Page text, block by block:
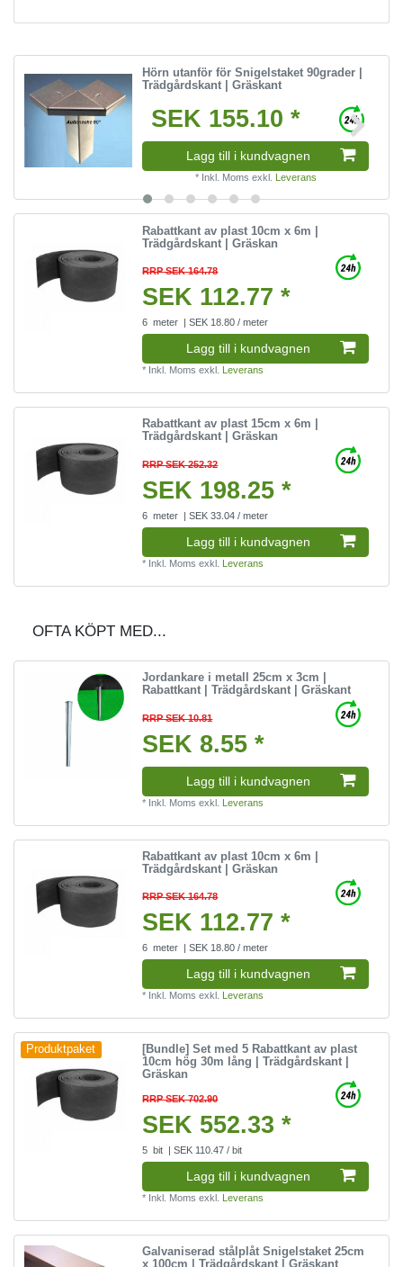
Hörn utanför för Snigelstaket 90grader |
Trädgårdskant | Gräskant
SEK 155.10 *
Lagg till i kundvagnen
* Inkl. Moms exkl. Leverans
Rabattkant av plast 10cm x 6m |
Trädgårdskant | Gräskan
RRP SEK 164.78
SEK 112.77 *
6 meter | SEK 18.80 / meter
Lagg till i kundvagnen
* Inkl. Moms exkl. Leverans
Rabattkant av plast 15cm x 6m |
Trädgårdskant | Gräskan
RRP SEK 252.32
SEK 198.25 *
6 meter | SEK 33.04 / meter
Lagg till i kundvagnen
* Inkl. Moms exkl. Leverans
OFTA KÖPT MED...
Jordankare i metall 25cm x 3cm |
Rabattkant | Trädgårdskant | Gräskant
RRP SEK 10.81
SEK 8.55 *
Lagg till i kundvagnen
* Inkl. Moms exkl. Leverans
Rabattkant av plast 10cm x 6m |
Trädgårdskant | Gräskan
RRP SEK 164.78
SEK 112.77 *
6 meter | SEK 18.80 / meter
Lagg till i kundvagnen
* Inkl. Moms exkl. Leverans
Produktpaket
[Bundle] Set med 5 Rabattkant av plast
10cm hög 30m lång | Trädgårdskant |
Gräskan
RRP SEK 702.90
SEK 552.33 *
5 bit | SEK 110.47 / bit
Lagg till i kundvagnen
* Inkl. Moms exkl. Leverans
Galvaniserad stålplåt Snigelstaket 25cm
x 100cm | Trädgårdskant | Gräskant